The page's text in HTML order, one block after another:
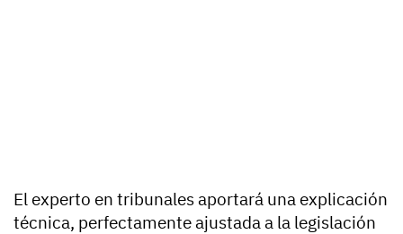
El experto en tribunales aportará una explicación
técnica, perfectamente ajustada a la legislación